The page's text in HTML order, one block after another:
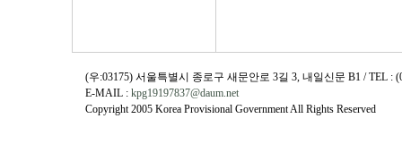
(우:03175) 서울특별시 종로구 새문안로 3길 3, 내일신문 B1 / TEL :
E-MAIL : kpg19197837@daum.net
Copyright 2005 Korea Provisional Government All Rights Reserved